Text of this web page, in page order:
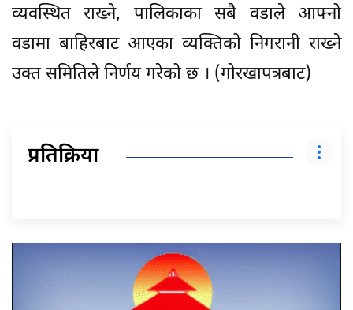
व्यवस्थित राख्ने, पालिकाका सबै वडाले आफ्नो
वडामा बाहिरबाट आएका व्यक्तिको निगरानी राख्ने
उक्त समितिले निर्णय गरेको छ । (गोरखापत्रबाट)
प्रतिक्रिया